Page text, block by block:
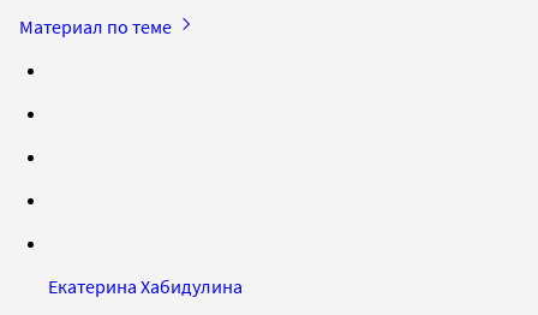
Материал по теме
Екатерина Хабидулина